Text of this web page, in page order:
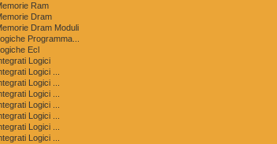
Ram
Dram
Dram Moduli
Programma...
Ecl
Logici
Logici ...
Logici ...
Logici ...
Logici ...
Logici ...
Logici ...
Logici ...